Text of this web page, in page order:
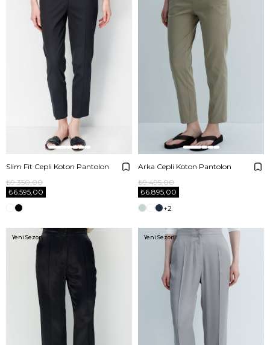
Slim Fit Cepli Koton Pantolon
₺6.595,00
₺9.350,00
Arka Cepli Koton Pantolon
₺6.895,00
₺9.495,00
+2
Yeni Sezon Yeni Sezon